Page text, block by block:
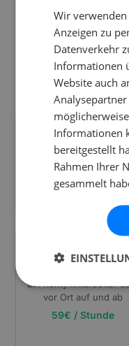
Unsere
Du entscheidest, wie
kostenlosen Abholung
Events bietet dir Renty
📦
Selbstabholung
Im Renty Lager,
persönlicher
Aufbau & Abbau
Ein Renty Mitarbeiter
vor Ort auf und ab
59€ / Stunde
Wir
Anzeigen zu
Datenverkehr
Informationen
Website auch
Informationen
bereitgestellt
Rahmen Ihrer
gesammelt